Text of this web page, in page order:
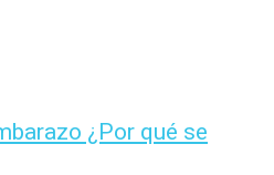
¿Por qué se